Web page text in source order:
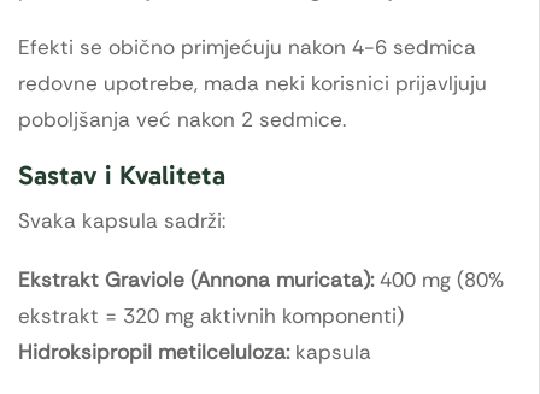
Efekti se obično primjećuju nakon 4-6 sedmica
redovne upotrebe, mada neki korisnici prijavljuju
poboljšanja već nakon 2 sedmice.
Sastav i Kvaliteta
Svaka kapsula sadrži:
Ekstrakt Graviole (Annona muricata):400 mg (80%
ekstrakt = 320 mg aktivnih komponenti)
Hidroksipropil metilceluloza:kapsula